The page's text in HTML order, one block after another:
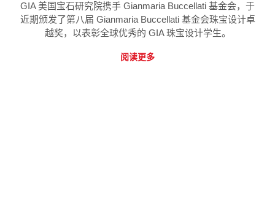
GIA 美国宝石研究院携手 Gianmaria Buccellati 基金会，于
近期颁发了第八届 Gianmaria Buccellati 基金会珠宝设计卓
越奖，以表彰全球优秀的 GIA 珠宝设计学生。
阅读更多